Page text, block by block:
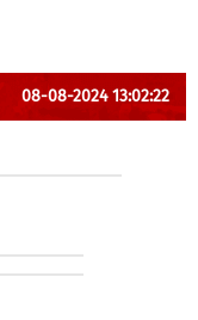
08-08-2024 13:02:22